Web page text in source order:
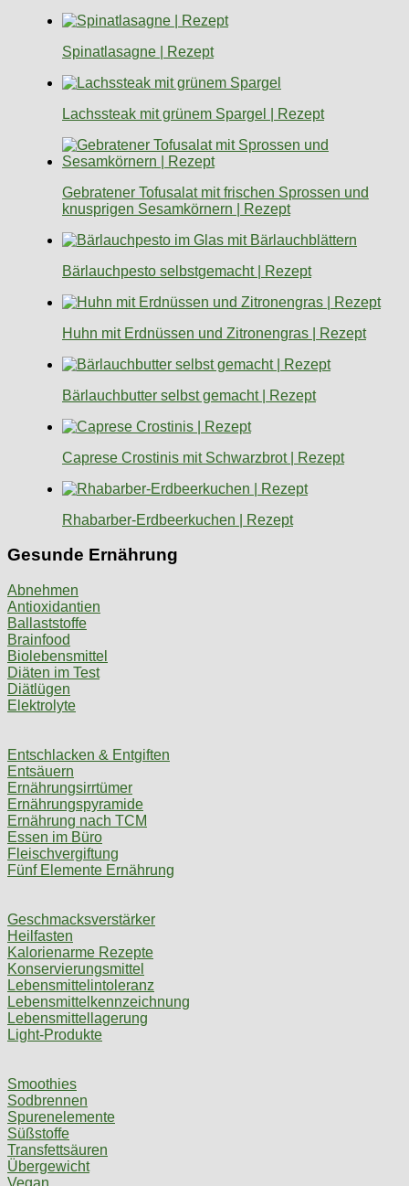
Spinatlasagne | Rezept
Lachssteak mit grünem Spargel | Rezept
Gebratener Tofusalat mit frischen Sprossen und
knusprigen Sesamkörnern | Rezept
Bärlauchpesto selbstgemacht | Rezept
Huhn mit Erdnüssen und Zitronengras | Rezept
Bärlauchbutter selbst gemacht | Rezept
Caprese Crostinis mit Schwarzbrot | Rezept
Rhabarber-Erdbeerkuchen | Rezept
Gesunde Ernährung
Abnehmen
Antioxidantien
Ballaststoffe
Brainfood
Biolebensmittel
Diäten im Test
Diätlügen
Elektrolyte
Entschlacken & Entgiften
Entsäuern
Ernährungsirrtümer
Ernährungspyramide
Ernährung nach TCM
Essen im Büro
Fleischvergiftung
Fünf Elemente Ernährung
Geschmacksverstärker
Heilfasten
Kalorienarme Rezepte
Konservierungsmittel
Lebensmittelintoleranz
Lebensmittelkennzeichnung
Lebensmittellagerung
Light-Produkte
Smoothies
Sodbrennen
Spurenelemente
Süßstoffe
Transfettsäuren
Übergewicht
Vegan